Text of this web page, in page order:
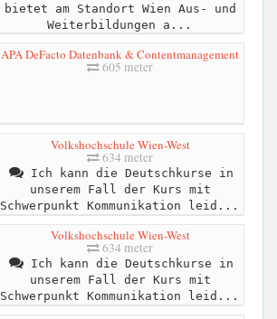
bietet am Standort Wien Aus- und
Weiterbildungen a...
APA DeFacto Datenbank & Contentmanagement
605 meter
Volkshochschule Wien-West
634 meter
Ich kann die Deutschkurse in
unserem Fall der Kurs mit
Schwerpunkt Kommunikation leid...
Volkshochschule Wien-West
634 meter
Ich kann die Deutschkurse in
unserem Fall der Kurs mit
Schwerpunkt Kommunikation leid...